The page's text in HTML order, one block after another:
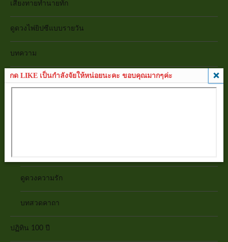
เสี่ยงทายทำนายทัก
ดูดวงไพ่ยิปซีแบบรายวัน
บทความ
ดูดวงร่างกาย
ดูดวงความรัก
บทสวดคาถา
ปฏิทิน 100 ปี
กด LIKE เป็นกำลังจัยให้หน่อยนะคะ ขอบคุณมากๆค่ะ